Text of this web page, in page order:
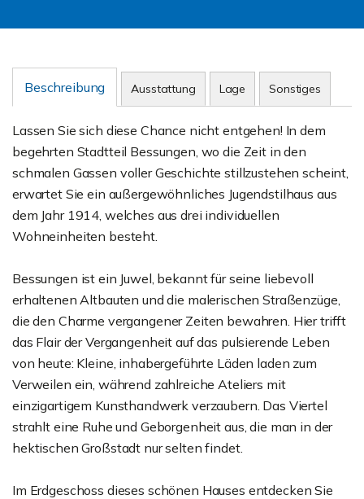
Beschreibung Ausstattung Lage Sonstiges
Lassen Sie sich diese Chance nicht entgehen! In dem
begehrten Stadtteil Bessungen, wo die Zeit in den
schmalen Gassen voller Geschichte stillzustehen scheint,
erwartet Sie ein außergewöhnliches Jugendstilhaus aus
dem Jahr 1914, welches aus drei individuellen
Wohneinheiten besteht.
Bessungen ist ein Juwel, bekannt für seine liebevoll
erhaltenen Altbauten und die malerischen Straßenzüge,
die den Charme vergangener Zeiten bewahren. Hier trifft
das Flair der Vergangenheit auf das pulsierende Leben
von heute: Kleine, inhabergeführte Läden laden zum
Verweilen ein, während zahlreiche Ateliers mit
einzigartigem Kunsthandwerk verzaubern. Das Viertel
strahlt eine Ruhe und Geborgenheit aus, die man in der
hektischen Großstadt nur selten findet.
Im Erdgeschoss dieses schönen Hauses entdecken Sie